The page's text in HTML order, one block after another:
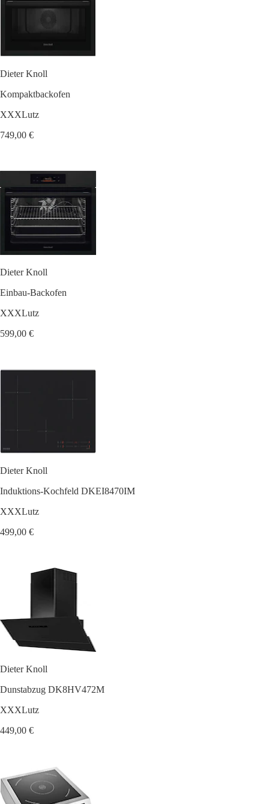
Dieter Knoll
Kompaktbackofen
XXXLutz
749,00 €
Dieter Knoll
Einbau-Backofen
XXXLutz
599,00 €
Dieter Knoll
Induktions-Kochfeld DKEI8470IM
XXXLutz
499,00 €
Dieter Knoll
Dunstabzug DK8HV472M
XXXLutz
449,00 €